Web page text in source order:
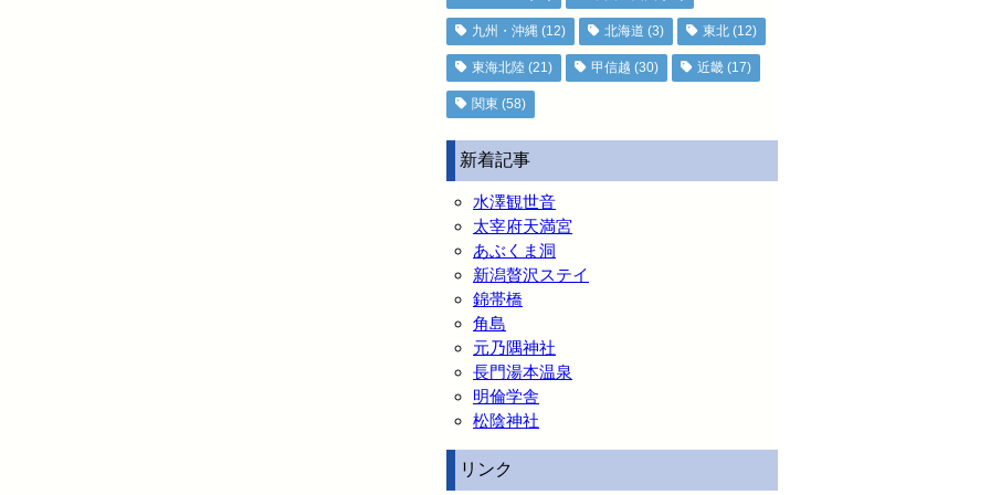
九州・沖縄 (12) 北海道 (3) 東北 (12)
東海北陸 (21) 甲信越 (30) 近畿 (17)
関東 (58)
新着記事
水澤観世音
太宰府天満宮
あぶくま洞
新潟贅沢ステイ
錦帯橋
角島
元乃隅神社
長門湯本温泉
明倫学舎
松陰神社
リンク